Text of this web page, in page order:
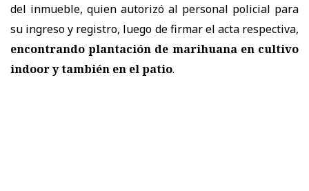
del inmueble, quien autorizó al personal policial para
su ingreso y registro, luego de firmar el acta respectiva,
encontrando plantación de marihuana en cultivo
indoor y también en el patio.